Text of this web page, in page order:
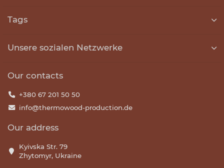
Tags
Unsere sozialen Netzwerke
Our contacts
+380 67 201 50 50
info@thermowood-production.de
Our address
Kyivska Str. 79
Zhytomyr, Ukraine